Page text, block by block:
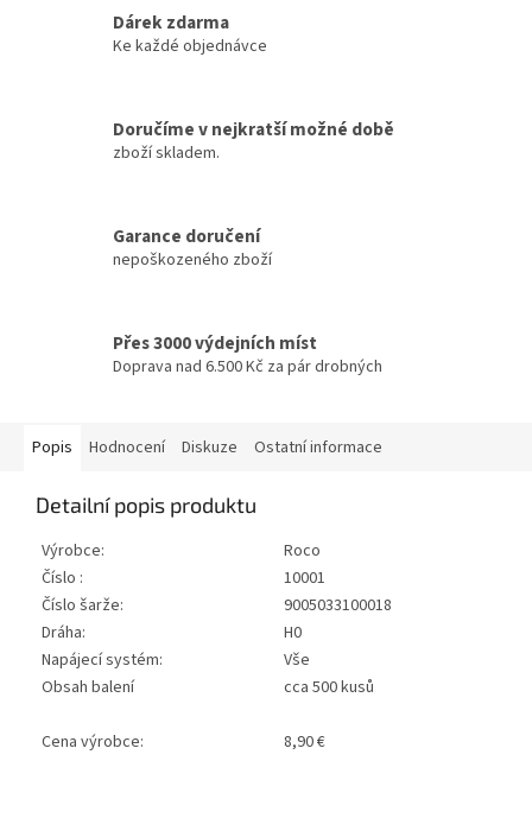
Dárek zdarma
Ke každé objednávce
Doručíme v nejkratší možné době
zboží skladem.
Garance doručení
nepoškozeného zboží
Přes 3000 výdejních míst
Doprava nad 6.500 Kč za pár drobných
Popis Hodnocení Diskuze Ostatní informace
Detailní popis produktu
Výrobce:
Roco
Číslo :
10001
Číslo šarže:
9005033100018
Dráha:
H0
Napájecí systém:
Vše
Obsah balení
cca 500 kusů
Cena výrobce: 8,90 €